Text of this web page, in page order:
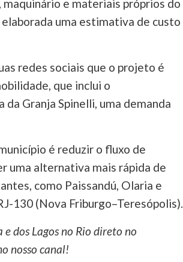
e materiais próprios do
uma estimativa de custo
redes sociais que o projeto é
que inclui o
Granja Spinelli, uma demanda
é reduzir o fluxo de
uma alternativa mais rápida de
como Paissandú, Olaria e
130 (Nova Friburgo–Teresópolis).
e dos Lagos no Rio direto no
nosso canal!